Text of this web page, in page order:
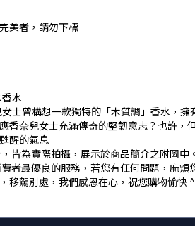
美者，請勿下標
水
士曾構想一款獨特的「木質調」香水，
香奈兒女士充滿傳奇的堅韌意志？也許
醒的氣息
皆為實際拍攝，展示於商品簡介之附圖中
者最優良的服務，若您有任何問題，麻
移駕別處，我們感恩在心，祝您購物愉快